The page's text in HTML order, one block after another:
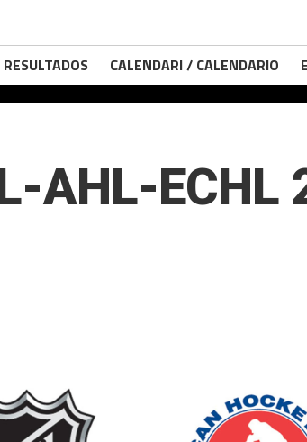
CALENDARI / CALENDARIO
AHL-ECHL